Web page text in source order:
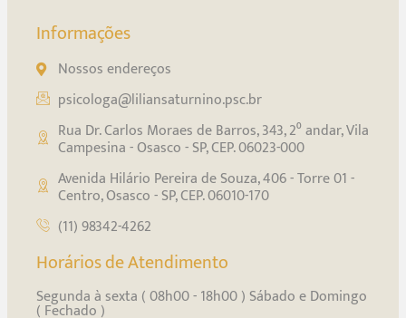
Informações
Nossos endereços
psicologa@liliansaturnino.psc.br
Rua Dr. Carlos Moraes de Barros, 343, 2⁰ andar, Vila
Campesina - Osasco - SP, CEP. 06023-000
Avenida Hilário Pereira de Souza, 406 - Torre 01 -
Centro, Osasco - SP, CEP. 06010-170
(11) 98342-4262
Horários de Atendimento
Segunda à sexta ( 08h00 - 18h00 ) Sábado e Domingo
( Fechado )